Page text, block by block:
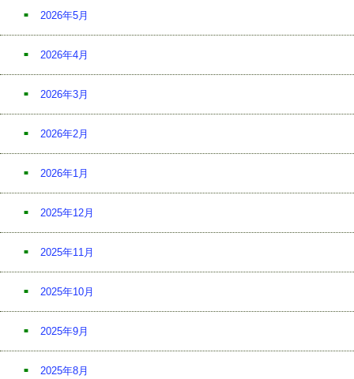
2026年5月
2026年4月
2026年3月
2026年2月
2026年1月
2025年12月
2025年11月
2025年10月
2025年9月
2025年8月